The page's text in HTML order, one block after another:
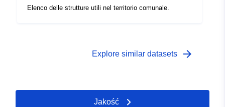
Elenco delle strutture utili nel territorio comunale.
Explore similar datasets arrow_forward
Jakość